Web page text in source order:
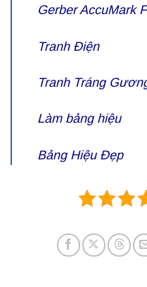
GerberAccuMark
Tranh Điện
Tranh Tráng
Làm bảng hiệu
Bảng Hiệu Đẹp